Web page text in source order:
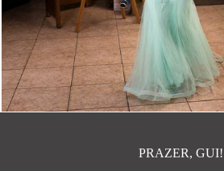
1487
PRAZER, GUI!